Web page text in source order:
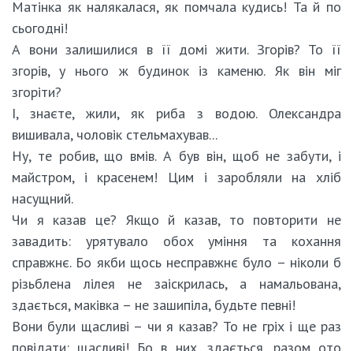
Матінка як налякалася, як помчала кудись! Та й по
сьогодні!
А вони залишилися в її домі жити. Згорів? То її
згорів, у нього ж будинок із каменю. Як він міг
згоріти?
І, знаєте, жили, як риба з водою. Олександра
вишивала, чоловік стельмахував...
Ну, те робив, що вмів. А був він, щоб не забути, і
майстром, і красенем! Цим і заробляли на хліб
насущний.
Чи я казав це? Якщо й казав, то повторити не
завадить: урятувало обох уміння та кохання
справжнє. Бо якби щось несправжнє було – ніколи б
різьблена лілея не заіскрилась, а намальована,
здається, маківка – не зашипіла, будьте певні!
Вони були щасливі – чи я казав? То не гріх і ще раз